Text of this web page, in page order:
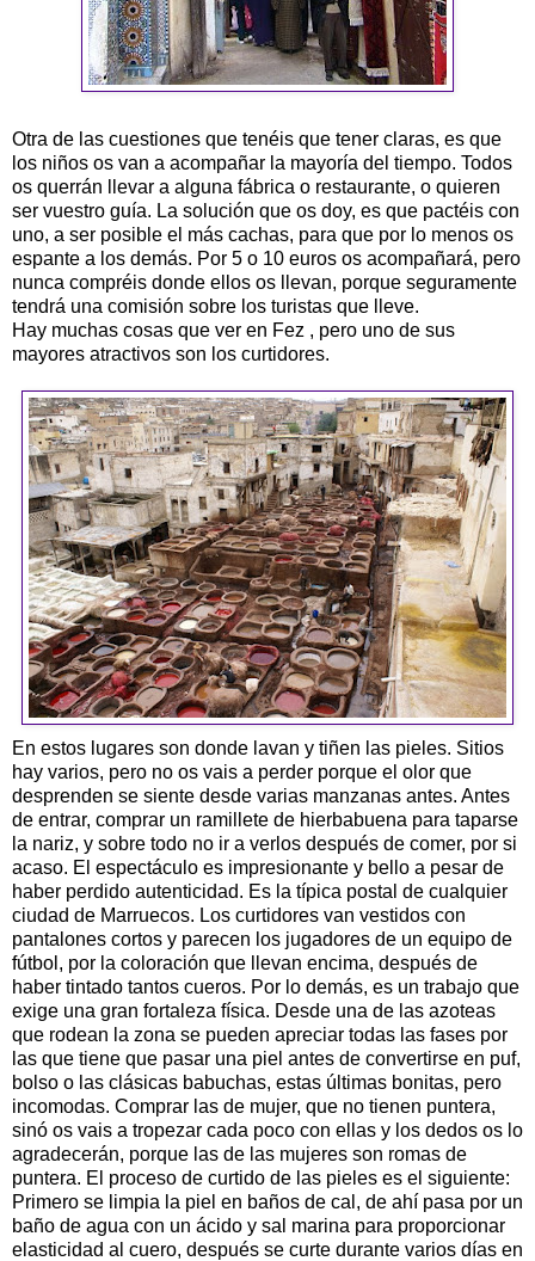
Otra de las cuestiones que tenéis que tener claras, es que
los niños os van a acompañar la mayoría del tiempo. Todos
os querrán llevar a alguna fábrica o restaurante, o quieren
ser vuestro guía. La solución que os doy, es que pactéis con
uno, a ser posible el más cachas, para que por lo menos os
espante a los demás. Por 5 o 10 euros os acompañará, pero
nunca compréis donde ellos os llevan, porque seguramente
tendrá una comisión sobre los turistas que lleve.
Hay muchas cosas que ver en Fez , pero uno de sus
mayores atractivos son los curtidores.
En estos lugares son donde lavan y tiñen las pieles. Sitios
hay varios, pero no os vais a perder porque el olor que
desprenden se siente desde varias manzanas antes. Antes
de entrar, comprar un ramillete de hierbabuena para taparse
la nariz, y sobre todo no ir a verlos después de comer, por si
acaso. El espectáculo es impresionante y bello a pesar de
haber perdido autenticidad. Es la típica postal de cualquier
ciudad de Marruecos. Los curtidores van vestidos con
pantalones cortos y parecen los jugadores de un equipo de
fútbol, por la coloración que llevan encima, después de
haber tintado tantos cueros. Por lo demás, es un trabajo que
exige una gran fortaleza física. Desde una de las azoteas
que rodean la zona se pueden apreciar todas las fases por
las que tiene que pasar una piel antes de convertirse en puf,
bolso o las clásicas babuchas, estas últimas bonitas, pero
incomodas. Comprar las de mujer, que no tienen puntera,
sinó os vais a tropezar cada poco con ellas y los dedos os lo
agradecerán, porque las de las mujeres son romas de
puntera. El proceso de curtido de las pieles es el siguiente:
Primero se limpia la piel en baños de cal, de ahí pasa por un
baño de agua con un ácido y sal marina para proporcionar
elasticidad al cuero, después se curte durante varios días en